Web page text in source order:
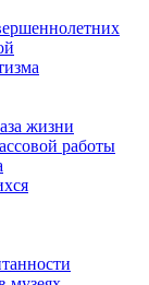
жизни
работы